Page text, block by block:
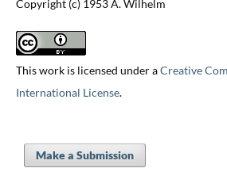
Copyright (c) 1953 A. Wilhelm
This work is licensed under aCreative
International License.
Make a Submission